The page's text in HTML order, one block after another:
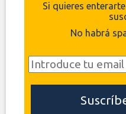
Si quieres
No habrá